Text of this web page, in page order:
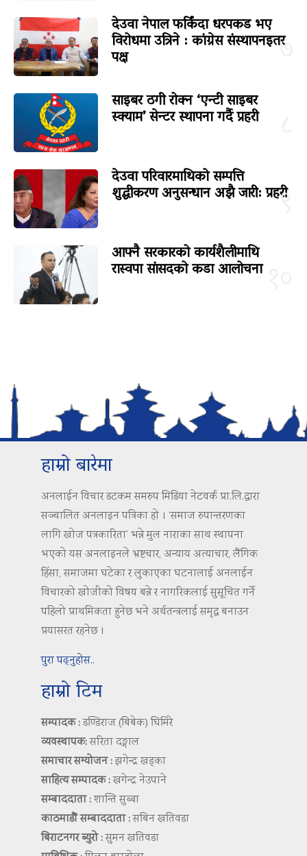
७
देउवा नेपाल फर्किंदा धरपकड भए
विरोधमा उत्रिने : कांग्रेस संस्थापनइतर
पक्ष
साइबर ठगी रोक्न ‘एन्टी साइबर
स्क्याम’ सेन्टर स्थापना गर्दै प्रहरी
९
देउवा परिवारमाथिको सम्पत्ति
शुद्धीकरण अनुसन्धान अझै जारी: प्रहरी
आफ्नै सरकारको कार्यशैलीमाथि
रास्वपा सांसदको कडा आलोचना
हाम्रो बारेमा
अनलाईन विचार डटकम समरुप मिडिया नेटवर्क प्रा.लि.द्वारा
सञ्चालित अनलाइन पत्रिका हो । ‘समाज रुपान्तरणका
लागि खोज पत्रकारिता’ भन्ने मुल नाराका साथ स्थापना
भएको यस अनलाइनले भ्रष्टचार, अन्याय अत्याचार, लैंगिक
हिंसा, समाजमा घटेका र लुकाएका घटनालाई अनलाईन
विचारको खोजीको विषय बन्ने र नागरिकलाई सुसूचित गर्ने
पहिलो प्राथमिकता हुनेछ भने अर्थतन्त्रलाई समृद्ध बनाउन
प्रयासरत रहनेछ ।
पुरा पढ्नुहोस..
हाम्रो टिम
सम्पादक :डण्डिराज (बिबेक) घिमिरे
व्यवस्थापक:सरिता दङ्गाल
समाचार सम्योजन :झगेन्द्र खड्का
साहित्य सम्पादक :खगेन्द्र नेउपाने
सम्बाददाता :शान्ति सुब्बा
काठमाडौं सम्बाददाता :सबिन खतिवडा
बिराटनगर ब्युरो :सुमन खतिवडा